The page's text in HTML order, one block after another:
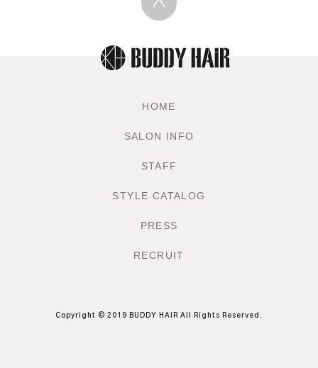
HOME
SALON INFO
STAFF
STYLE CATALOG
PRESS
RECRUIT
Copyright © 2019 BUDDY HAIR All Rights Reserved.